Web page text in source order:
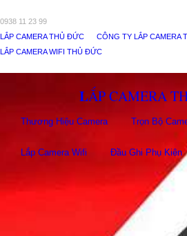
0938 11 23 99
LẮP CAMERA THỦ ĐỨC
CÔNG TY LẮP CAMERA
LẮP CAMERA WIFI THỦ ĐỨC
LẮP CAMERA
Thương Hiệu Camera Trọn Bộ
Lắp Camera Wifi Đầu Ghi Phụ Kiên